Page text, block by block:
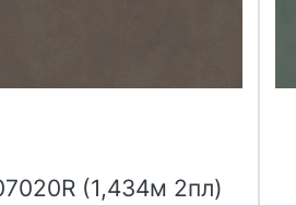
(1,434м 2пл)